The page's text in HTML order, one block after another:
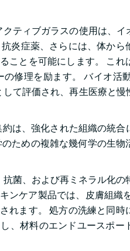
クティブガラスの使用は、
炎症薬、さらには、体か
ことを可能にします。 こ
修理を励ます。 バイオ活
て評価され、再生医療と
は、強化された組織の統
ための複雑な幾何学の生
菌、および再ミネラル化の
ンケア製品では、皮膚組織
れます。 処方の洗練と同
、材料のエンドユースポー